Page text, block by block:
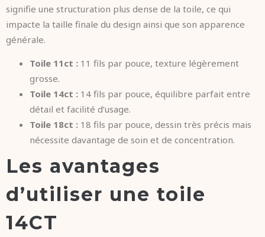
signifie une structuration plus dense de la toile, ce qui
impacte la taille finale du design ainsi que son apparence
générale.
Toile 11ct : 11 fils par pouce, texture légèrement
grosse.
Toile 14ct : 14 fils par pouce, équilibre parfait entre
détail et facilité d’usage.
Toile 18ct : 18 fils par pouce, dessin très précis mais
nécessite davantage de soin et de concentration.
Les avantages
d’utiliser une toile
14CT